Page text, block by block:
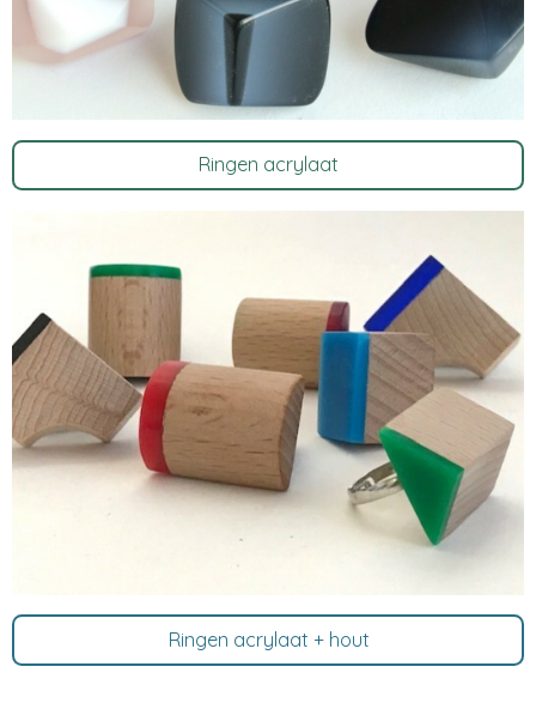
Ringen acrylaat
Ringen acrylaat + hout